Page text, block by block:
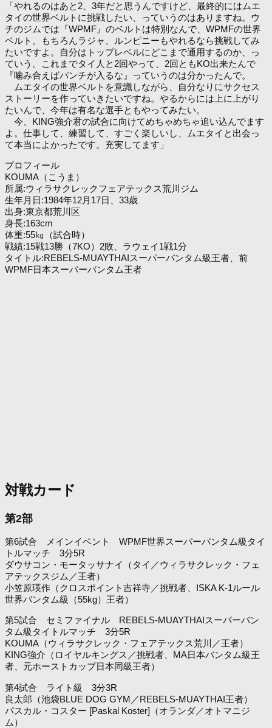
「やれるのはあと2、3年だと思うんですけど、最終的にはムエ
タイの世界ベルトに挑戦したい、っていうのはありますね。ウ
チのジムでは『WPMF』のベルトは特別なんで、WPMFの世界
ベルト。もちろんラジャ、ルンピニーもやれるなら挑戦してみ
たいですよ。自分はトップレベルにどこまで通用するのか、っ
ていう。これまでタイ人と2回やって、2回ともKO出来たんで
『噛み合えばパンチが入るな』っていうのは分かったんで。
ムエタイの世界ベルトを意識しながら、自分なりにサクセス
ストーリーを作っていきたいですね。やるからには上に上がり
たいんで、今年は有名な選手ともやってみたい。
今、KING強介君の試合に向けてめちゃめちゃ追い込んでます
よ。仕事して、練習して、すごく楽しいし、ムエタイと出会っ
て本当によかったです。充実してます」
プロフィール
KOUMA（こうま）
所属:ウィラサクレックフェアテックス荒川ジム
生年月日:1984年12月17日、33歳
出身:東京都荒川区
身長:163cm
体重:55㎏（試合時）
戦績:15戦13勝（7KO）2敗、ラウェイ1戦1分
タイトル:REBELS-MUAYTHAIスーパーバンタム級王者、前
WPMF日本スーパーバンタム王者
対戦カード
第2部
第6試合 メインイベント WPMF世界スーパーバンタム級タイ
トルマッチ 3分5R
ダウサコン・モータッサナイ（タイ／ウィラサクレック・フェ
アテックスジム／王者）
小笠原瑛作（クロスポイント吉祥寺／挑戦者、ISKA K-1ルール
世界バンタム級（55kg）王者）
第5試合 セミファイナル REBELS-MUAYTHAIスーパーバン
タム級タイトルマッチ 3分5R
KOUMA（ウィラサクレック・フェアテックス荒川／王者）
KING強介（ロイヤルキングス／挑戦者、MA日本バンタム級王
者、元ホーストカップ日本同級王者）
第4試合 ライト級 3分3R
良太郎（池袋BLUE DOG GYM／REBELS-MUAYTHAI王者）
パスカル・コスター [Paskal Koster]（オランダ／オトマニジ
ム）